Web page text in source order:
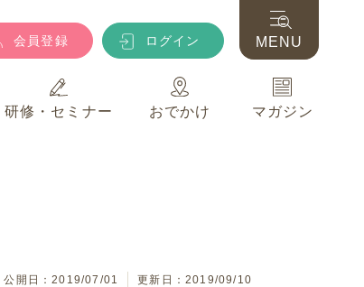
会員登録 ログイン
研修・セミナー おでかけ マガジン
MENU
公開日：2019/07/01 更新日：2019/09/10